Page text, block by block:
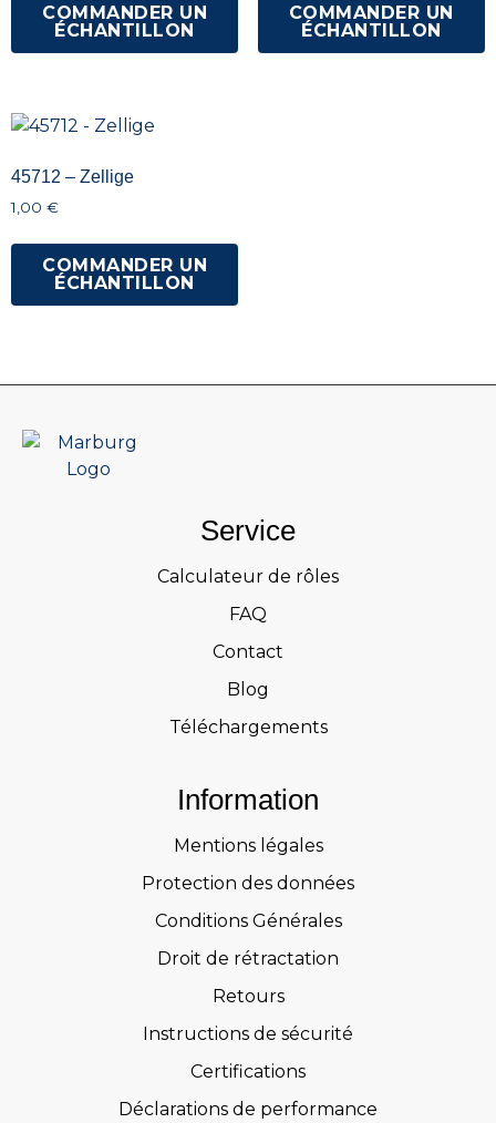
COMMANDER UN
ÉCHANTILLON
COMMANDER UN
ÉCHANTILLON
45712 – Zellige
1,00 €
COMMANDER UN
ÉCHANTILLON
Service
Calculateur de rôles
FAQ
Contact
Blog
Téléchargements
Information
Mentions légales
Protection des données
Conditions Générales
Droit de rétractation
Retours
Instructions de sécurité
Certifications
Déclarations de performance